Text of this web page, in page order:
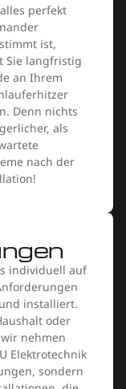
perfekt
ist,
Sie langfristig
an Ihrem
Denn nichts
als
nach der
individuell auf
installiert.
oder
nehmen
Elektrotechnik
sondern